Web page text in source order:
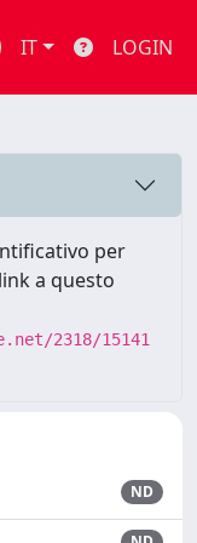
IT LOGIN
per
a questo
2318/15141
ND